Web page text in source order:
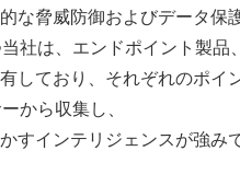
な脅威防御およびデータ保
社は、エンドポイント製品
しており、それぞれのポイ
から収集し、
すインテリジェンスが強み